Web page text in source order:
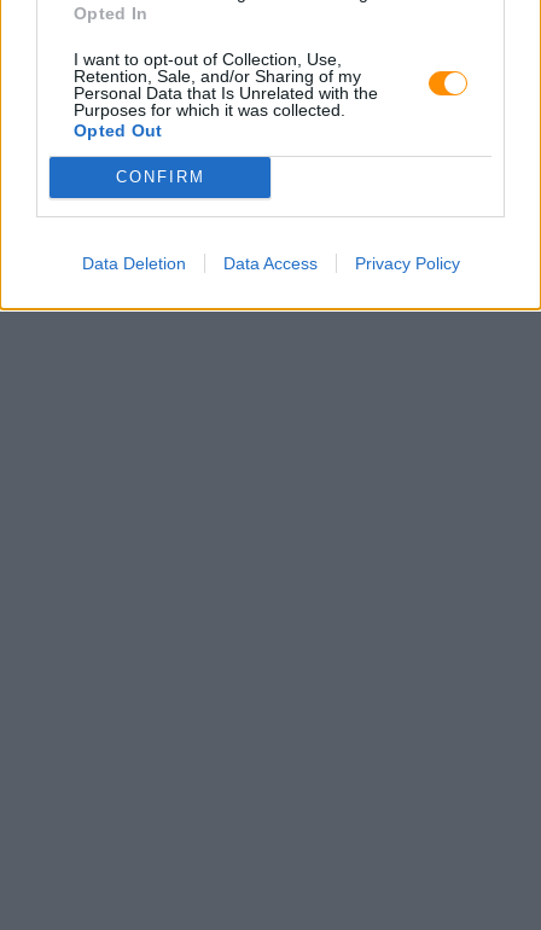
Opted In
I want to opt-out of Collection, Use,
Retention, Sale, and/or Sharing of my
Personal Data that Is Unrelated with the
Purposes for which it was collected.
Opted Out
CONFIRM
Data Deletion Data Access Privacy Policy